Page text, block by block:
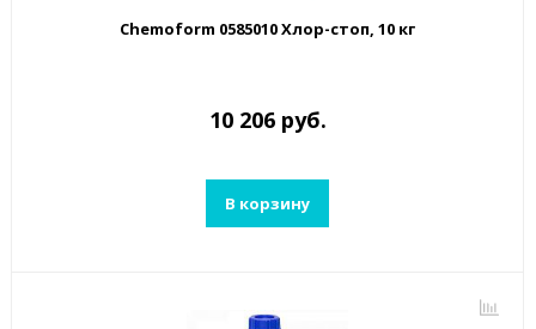
Chemoform 0585010 Хлор-стоп, 10 кг
10 206 руб.
В корзину